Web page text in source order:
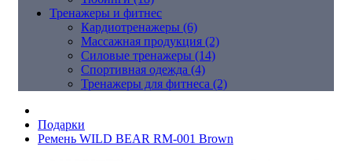
Тренажеры и фитнес
Кардиотренажеры (6)
Массажная продукция (2)
Силовые тренажеры (14)
Спортивная одежда (4)
Тренажеры для фитнеса (2)
Подарки
Ремень WILD BEAR RM-001 Brown